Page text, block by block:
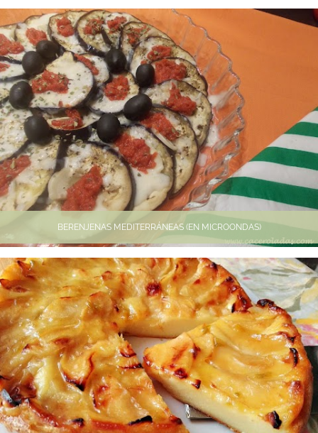
BERENJENAS MEDITERRÁNEAS (EN MICROONDAS)